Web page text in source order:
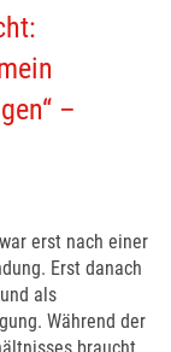
–
erst nach einer
Erst danach
als
Während der